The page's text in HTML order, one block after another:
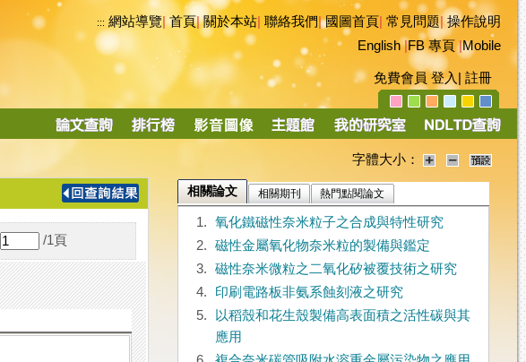
::: 網站導覽|首頁|關於本站 聯絡我們|國圖首頁 常見問題|操作說明
English|FB 專頁|Mobile
免費會員 登入 註冊
導
字體大小：
/1 頁
相關論文 相關期刊 熱門點閱論文
1.
氧化鐵磁性奈米粒子之合成與特性研究
2.
磁性金屬氧化物奈米粒的製備與鑑定
3.
磁性奈米微粒之二氧化矽被覆技術之研究
4.
印刷電路板非氨系蝕刻液之研究
5.
以稻殼和花生殼製備高表面積之活性碳與其
應用